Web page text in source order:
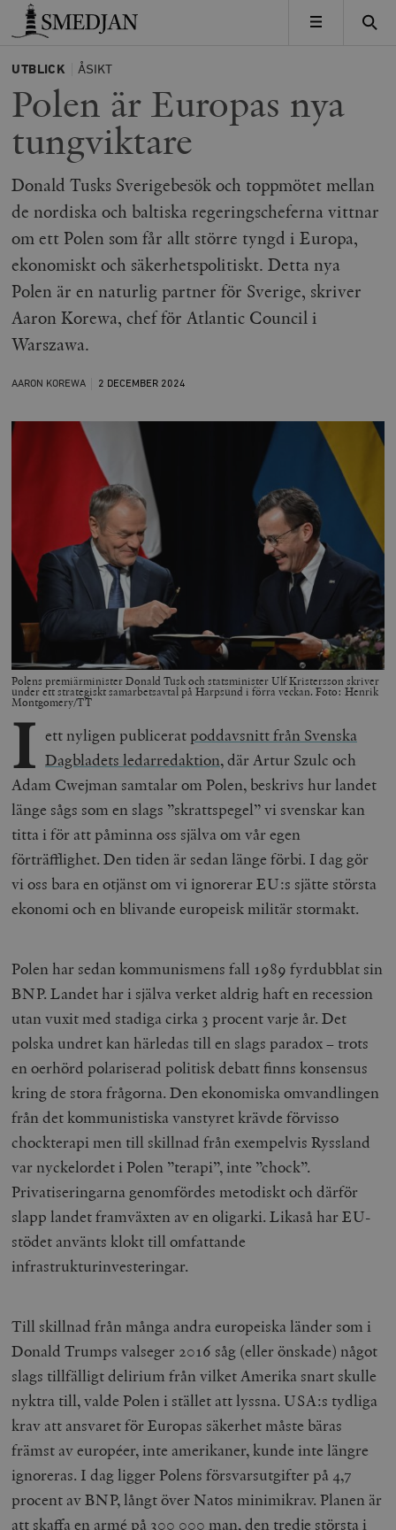
Timbro
MENY
UTBLICK ÅSIKT
Polen är Europas nya
tungviktare
Donald Tusks Sverigebesök och toppmötet mellan
de nordiska och baltiska regeringscheferna vittnar
om ett Polen som får allt större tyngd i Europa,
ekonomiskt och säkerhetspolitiskt. Detta nya
Polen är en naturlig partner för Sverige, skriver
Aaron Korewa, chef för Atlantic Council i
Warszawa.
AARON KOREWA 2 DECEMBER 2024
Polens premiärminister Donald Tusk och statsminister Ulf Kristersson skriver
under ett strategiskt samarbetsavtal på Harpsund i förra veckan. Foto: Henrik
Montgomery/TT
I ett nyligen publicerat poddavsnitt från Svenska
Dagbladets ledarredaktion, där Artur Szulc och
Adam Cwejman samtalar om Polen, beskrivs hur landet
länge sågs som en slags ”skrattspegel” vi svenskar kan
titta i för att påminna oss själva om vår egen
förträfflighet. Den tiden är sedan länge förbi. I dag gör
vi oss bara en otjänst om vi ignorerar EU:s sjätte största
ekonomi och en blivande europeisk militär stormakt.
Polen har sedan kommunismens fall 1989 fyrdubblat sin
BNP. Landet har i själva verket aldrig haft en recession
utan vuxit med stadiga cirka 3 procent varje år. Det
polska undret kan härledas till en slags paradox – trots
en oerhörd polariserad politisk debatt finns konsensus
kring de stora frågorna. Den ekonomiska omvandlingen
från det kommunistiska vanstyret krävde förvisso
chockterapi men till skillnad från exempelvis Ryssland
var nyckelordet i Polen ”terapi”, inte ”chock”.
Privatiseringarna genomfördes metodiskt och därför
slapp landet framväxten av en oligarki. Likaså har EU-
stödet använts klokt till omfattande
infrastrukturinvesteringar.
Till skillnad från många andra europeiska länder som i
Donald Trumps valseger 2016 såg (eller önskade) något
slags tillfälligt delirium från vilket Amerika snart skulle
nyktra till, valde Polen i stället att lyssna. USA:s tydliga
krav att ansvaret för Europas säkerhet måste bäras
främst av européer, inte amerikaner, kunde inte längre
ignoreras. I dag ligger Polens försvarsutgifter på 4,7
procent av BNP, långt över Natos minimikrav. Planen är
att skaffa en armé på 300 000 man, den tredje största i